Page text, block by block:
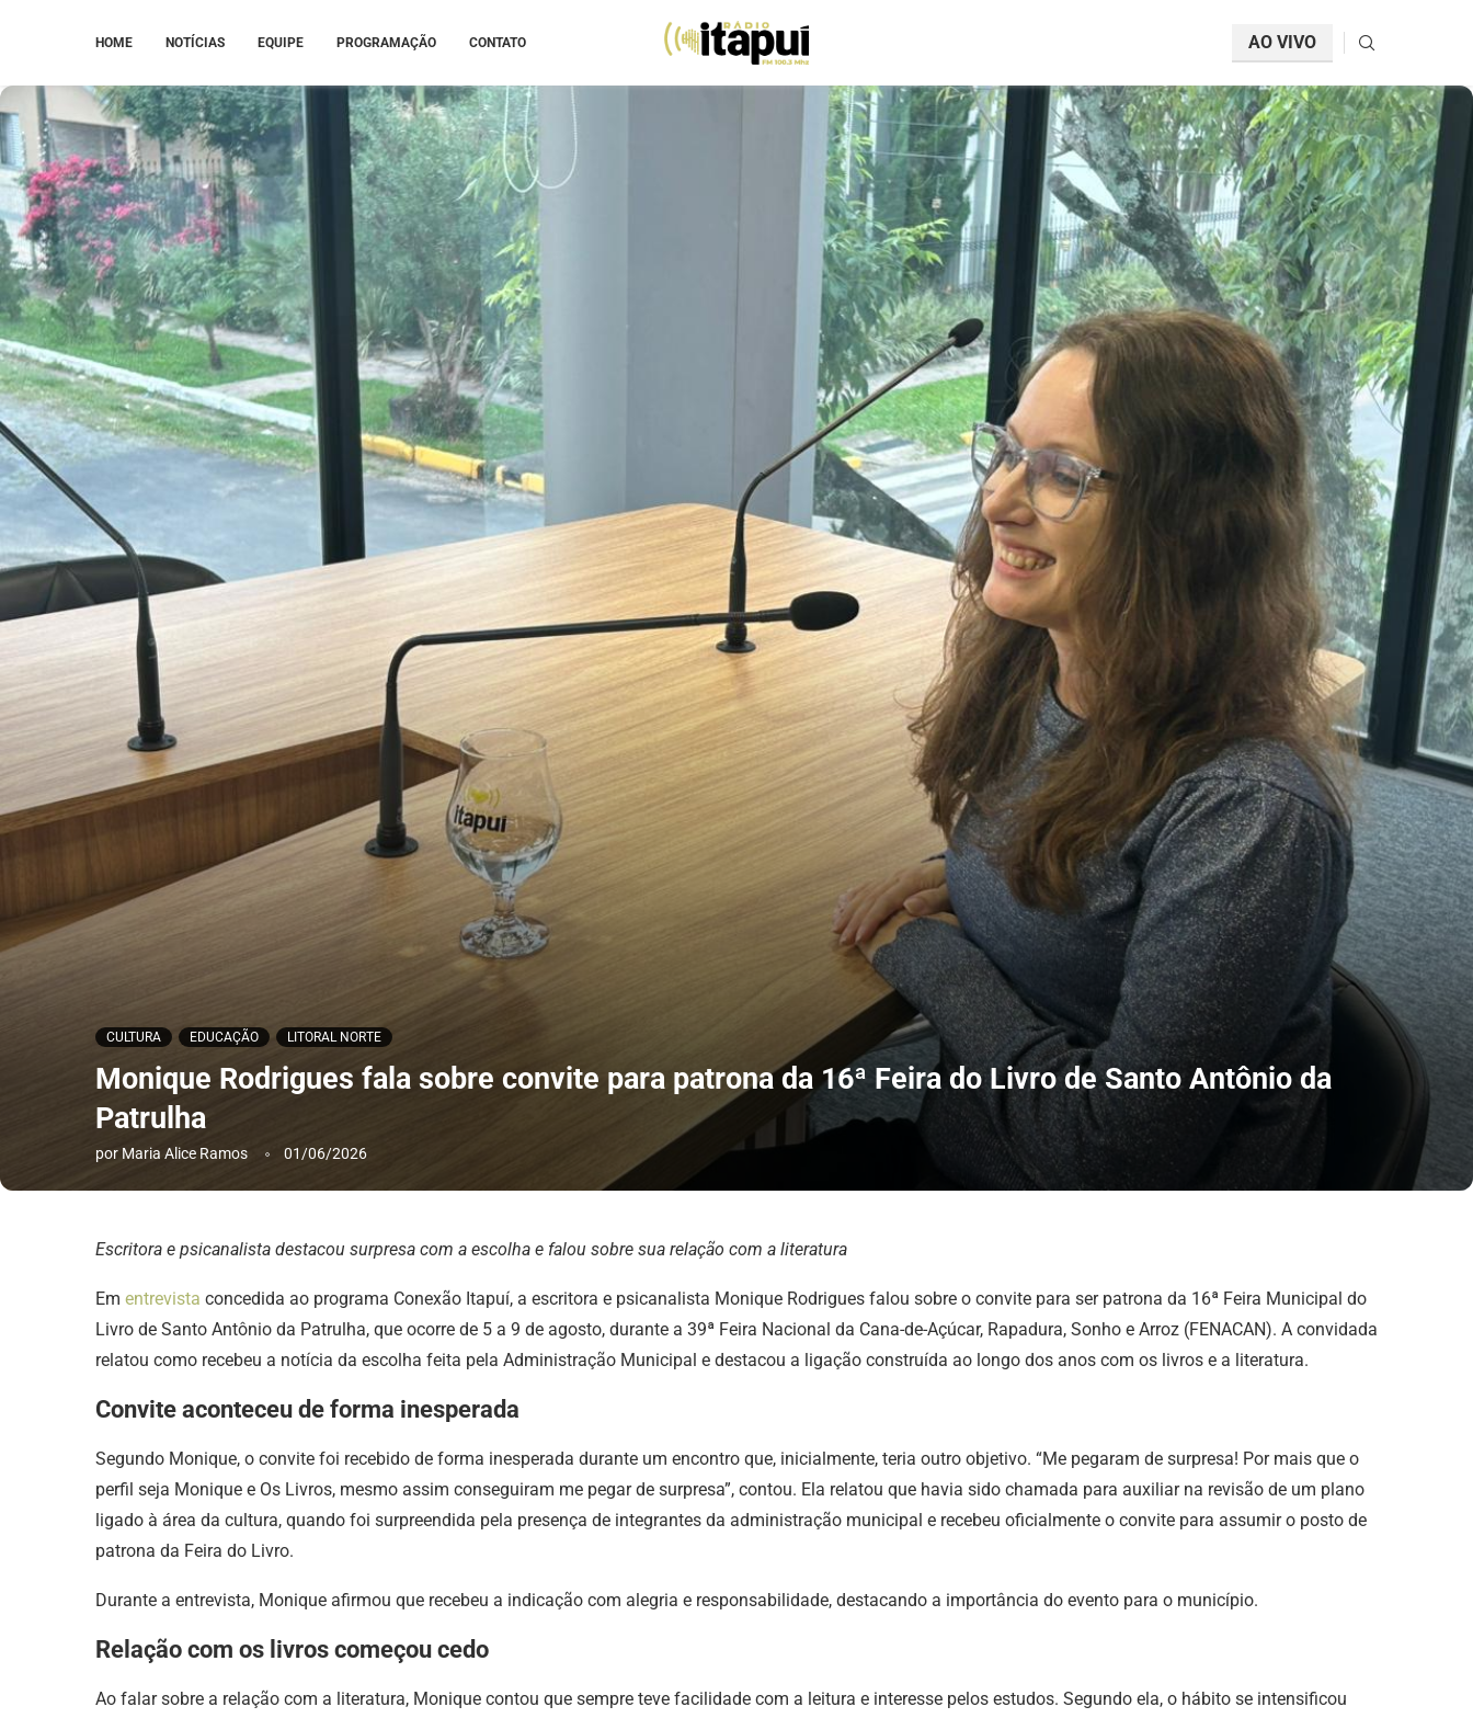
HOME NOTÍCIAS EQUIPE PROGRAMAÇÃO CONTATO AO VIVO
CULTURA EDUCAÇÃO LITORAL NORTE
Monique Rodrigues fala sobre convite para patrona da 16ª Feira do Livro de Santo Antônio da
Patrulha
por Maria Alice Ramos 01/06/2026
Escritora e psicanalista destacou surpresa com a escolha e falou sobre sua relação com a literatura
Em entrevista concedida ao programa Conexão Itapuí, a escritora e psicanalista Monique Rodrigues falou sobre o convite para ser patrona da 16ª Feira Municipal do
Livro de Santo Antônio da Patrulha, que ocorre de 5 a 9 de agosto, durante a 39ª Feira Nacional da Cana-de-Açúcar, Rapadura, Sonho e Arroz (FENACAN). A convidada
relatou como recebeu a notícia da escolha feita pela Administração Municipal e destacou a ligação construída ao longo dos anos com os livros e a literatura.
Convite aconteceu de forma inesperada
Segundo Monique, o convite foi recebido de forma inesperada durante um encontro que, inicialmente, teria outro objetivo. “Me pegaram de surpresa! Por mais que o
perfil seja Monique e Os Livros, mesmo assim conseguiram me pegar de surpresa”, contou. Ela relatou que havia sido chamada para auxiliar na revisão de um plano
ligado à área da cultura, quando foi surpreendida pela presença de integrantes da administração municipal e recebeu oficialmente o convite para assumir o posto de
patrona da Feira do Livro.
Durante a entrevista, Monique afirmou que recebeu a indicação com alegria e responsabilidade, destacando a importância do evento para o município.
Relação com os livros começou cedo
Ao falar sobre a relação com a literatura, Monique contou que sempre teve facilidade com a leitura e interesse pelos estudos. Segundo ela, o hábito se intensificou